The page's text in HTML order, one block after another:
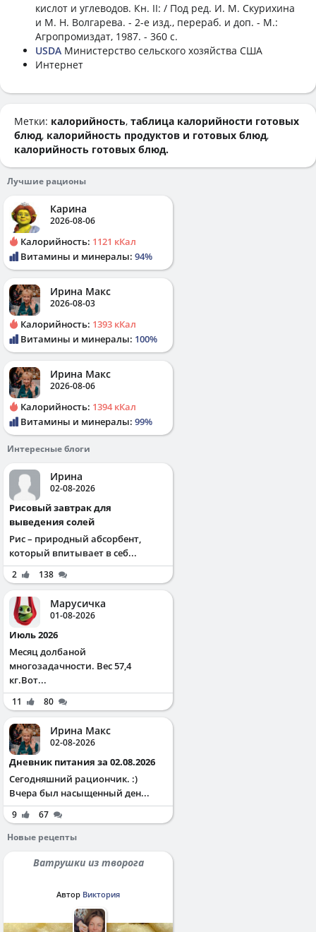
кислот и углеводов. Кн. II: / Под ред. И. М. Скурихина
и М. Н. Волгарева. - 2-е изд., перераб. и доп. - М.:
Агропромиздат, 1987. - 360 с.
USDA Министерство сельского хозяйства США
Интернет
Метки: калорийность, таблица калорийности готовых
блюд, калорийность продуктов и готовых блюд,
калорийность готовых блюд.
Лучшие рационы
Карина
2026-08-06
Калорийность: 1121 кКал
Витамины и минералы: 94%
Ирина Макс
2026-08-03
Калорийность: 1393 кКал
Витамины и минералы: 100%
Ирина Макс
2026-08-06
Калорийность: 1394 кКал
Витамины и минералы: 99%
Интересные блоги
Ирина
02-08-2026
Рисовый завтрак для
выведения солей
Рис – природный абсорбент,
который впитывает в себ...
2 138
Марусичка
01-08-2026
Июль 2026
Месяц долбаной
многозадачности. Вес 57,4
кг.Вот...
11 80
Ирина Макс
02-08-2026
Дневник питания за 02.08.2026
Сегодняшний рациончик. :)
Вчера был насыщенный ден...
9
67
Новые рецепты
Ватрушки из творога
Автор Виктория